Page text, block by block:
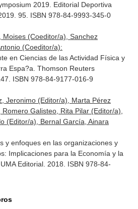
2019. Editorial Deportiva
95. ISBN 978-84-9993-345-0
Moises (Coeditor/a), Sanchez
(Coeditor/a):
en Ciencias de las Actividad Física y
Espa?a. Thomson Reuters
ISBN 978-84-9177-016-9
Jeronimo (Editor/a), Marta Pérez
Galisteo, Rita Pilar (Editor/a),
(Editor/a), Bernal García, Ainara
y enfoques en las organizaciones y
Implicaciones para la Economía y la
Editorial. 2018. ISBN 978-84-